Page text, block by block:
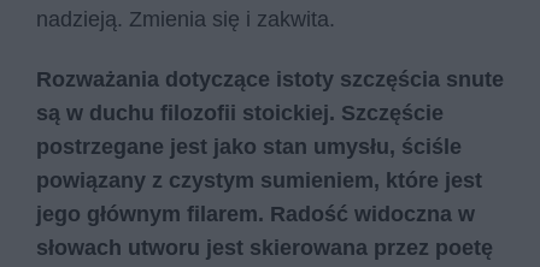
nadzieją. Zmienia się i zakwita.
Rozważania dotyczące istoty szczęścia snute
są w duchu filozofii stoickiej. Szczęście
postrzegane jest jako stan umysłu, ściśle
powiązany z czystym sumieniem, które jest
jego głównym filarem. Radość widoczna w
słowach utworu jest skierowana przez poetę